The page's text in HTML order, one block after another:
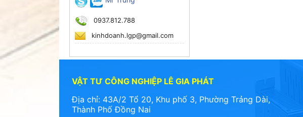
0937.812.788
kinhdoanh.lgp@gmail.com
VẬT TƯ CÔNG NGHIỆP LÊ GIA PHÁT
Địa chỉ: 43A/2 Tổ 20, Khu phố 3, Phường Trảng Dài,
Thành Phố Đồng Nai